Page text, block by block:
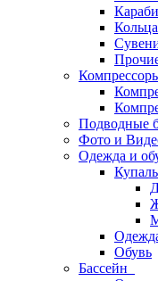
Кольца
Подводные
Фото и
Одежда и
Обувь
Бассейн